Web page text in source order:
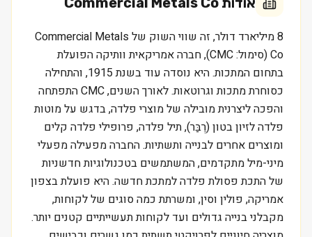
8 מיליארד דולר, זה שווי השוק של Commercial Metals
Co (סימול: CMC), חברה אמריקאית וותיקה הפועלת
בתחום המתכות. היא נוסדה עוד בשנת 1915, והתחילה
כסוחרת מתכות וגרוטאות. לאורך השנים, CMC התפתחה
והפכה ליצרנית מובילה של מוצרי פלדה, בדגש על מוטות
פלדה לזיון בטון (רֶבַּר), תיל פלדה, פרופילי פלדה קלים
ומוצרים אחרים לבנייה ותשתיות. החברה מפעילה מפעלי
מיני-מיל מתקדמים, המשתמשים בטכנולוגיות חדשניות
של התכת פסולת פלדה למתכת חדשה. היא פועלת בצפון
אמריקה, פולין וסין, ומשרתת כמה סוגים של לקוחות,
מקבלני בנייה גדולים ועד לקוחות תעשייתיים קטנים יותר.